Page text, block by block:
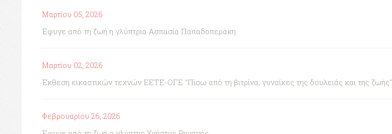
Μαρτίου 05, 2026
Έφυγε από τη ζωή η γλύπτρια Ασπασία Παπαδοπεράκη
Μαρτίου 02, 2026
Έκθεση εικαστικών τεχνών ΕΕΤΕ-ΟΓΕ "Πίσω από τη βιτρίνα; γυναίκες της δουλειάς και της ζωής"
Φεβρουαρίου 26, 2026